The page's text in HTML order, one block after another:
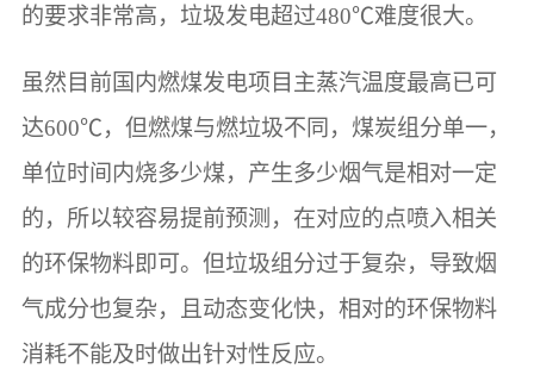
的要求非常高，垃圾发电超过480℃难度很大。
虽然目前国内燃煤发电项目主蒸汽温度最高已可
达600℃，但燃煤与燃垃圾不同，煤炭组分单一，
单位时间内烧多少煤，产生多少烟气是相对一定
的，所以较容易提前预测，在对应的点喷入相关
的环保物料即可。但垃圾组分过于复杂，导致烟
气成分也复杂，且动态变化快，相对的环保物料
消耗不能及时做出针对性反应。